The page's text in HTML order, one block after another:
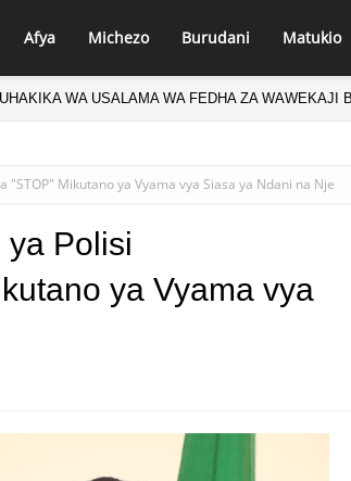
Afya Michezo Burudani Matukio
Mikutano ya Vyama vya Siasa ya Ndani na Nje
Polisi
ya Vyama vya